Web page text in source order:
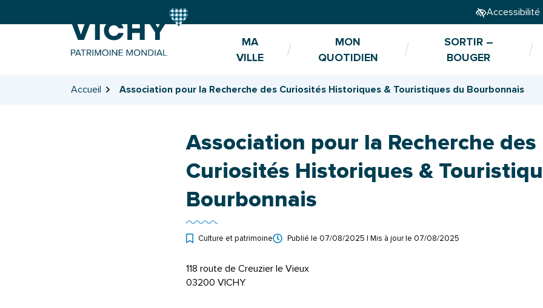
Accessibilité
MA
VILLE
MON
QUOTIDIEN
SORTIR –
BOUGER
Accueil Association pour la Recherche des Curiosités Historiques & Touristiques du Bourbonnais
Association pour la Recherche des
Curiosités Historiques &
Bourbonnais
Culture et patrimoine Publié le 07/08/2025 | Mis à jour le 07/08/2025
118 route de Creuzier le Vieux
03200 VICHY